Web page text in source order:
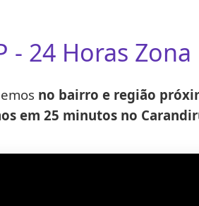
- 24 Horas
no bairro e região
em 25 minutos no